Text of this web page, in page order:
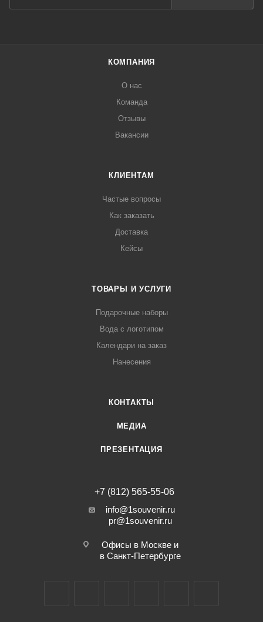
КОМПАНИЯ
О нас
Команда
Отзывы
Вакансии
КЛИЕНТАМ
Частые вопросы
Как заказать
Доставка
Кейсы
ТОВАРЫ И УСЛУГИ
Подарочные наборы
Вода с логотипом
Календари на заказ
Нанесения
КОНТАКТЫ
МЕДИА
ПРЕЗЕНТАЦИЯ
+7 (812) 565-55-06
info@1souvenir.ru
pr@1souvenir.ru
Офисы в Москве и
в Санкт-Петербурге